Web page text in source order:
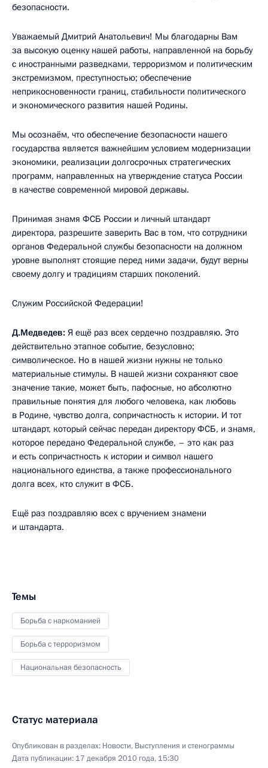
безопасности.
Уважаемый Дмитрий Анатольевич! Мы благодарны Вам
за высокую оценку нашей работы, направленной на борьбу
с иностранными разведками, терроризмом и политическим
экстремизмом, преступностью; обеспечение
неприкосновенности границ, стабильности политического
и экономического развития нашей Родины.
Мы осознаём, что обеспечение безопасности нашего
государства является важнейшим условием модернизации
экономики, реализации долгосрочных стратегических
программ, направленных на утверждение статуса России
в качестве современной мировой державы.
Принимая знамя ФСБ России и личный штандарт
директора, разрешите заверить Вас в том, что сотрудники
органов Федеральной службы безопасности на должном
уровне выполнят стоящие перед ними задачи, будут верны
своему долгу и традициям старших поколений.
Служим Российской Федерации!
Д.Медведев: Я ещё раз всех сердечно поздравляю. Это
действительно этапное событие, безусловно;
символическое. Но в нашей жизни нужны не только
материальные стимулы. В нашей жизни сохраняют свое
значение такие, может быть, пафосные, но абсолютно
правильные понятия для любого человека, как любовь
в Родине, чувство долга, сопричастность к истории. И тот
штандарт, который сейчас передан директору ФСБ, и знамя,
которое передано Федеральной службе, – это как раз
и есть сопричастность к истории и символ нашего
национального единства, а также профессионального
долга всех, кто служит в ФСБ.
Ещё раз поздравляю всех с вручением знамени
и штандарта.
Темы
Борьба с наркоманией
Борьба с терроризмом
Национальная безопасность
Статус материала
Опубликован в разделах: Новости, Выступления и стенограммы
Дата публикации: 17 декабря 2010 года, 15:30